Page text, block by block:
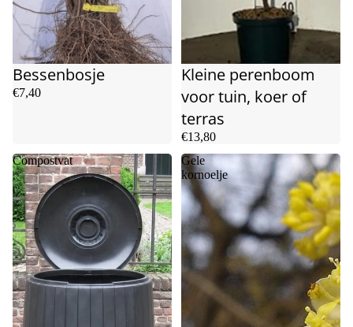
Bessenbosje
€7,40
Kleine perenboom
voor tuin, koer of
terras
€13,80
Compostvat
Gele
kornoelje